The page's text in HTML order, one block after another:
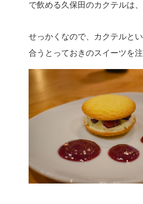
で飲める久保田のカクテルは、
せっかくなので、カクテルと
合うとっておきのスイーツを注